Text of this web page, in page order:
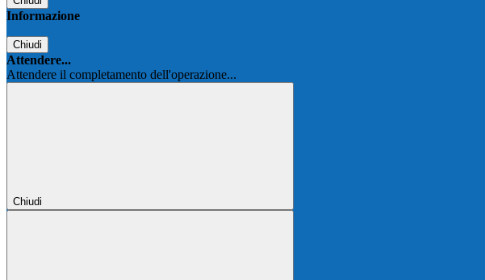
Informazione
Chiudi
Attendere...
Attendere il completamento dell'operazione...
Chiudi